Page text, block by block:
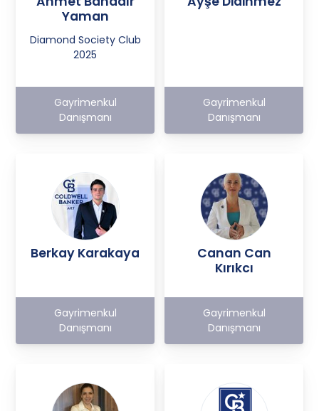
Yaman
Diamond Society Club
2025
Gayrimenkul
Danışmanı
Gayrimenkul
Danışmanı
Berkay Karakaya
Gayrimenkul
Danışmanı
Canan Can
Kırıkcı
Gayrimenkul
Danışmanı